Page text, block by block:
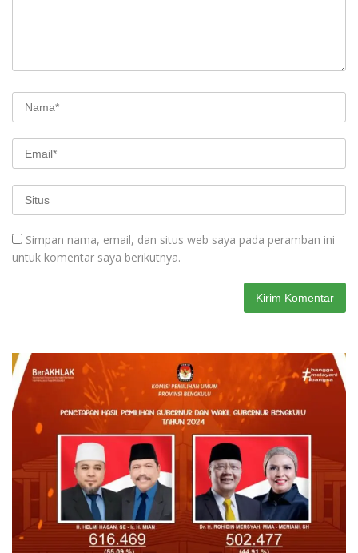
Simpan nama, email, dan situs web saya pada peramban ini
untuk komentar saya berikutnya.